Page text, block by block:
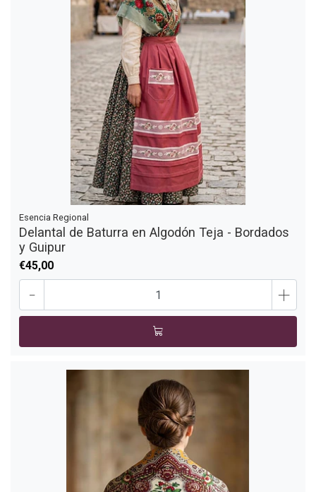
Esencia Regional
Delantal de Baturra en Algodón Teja - Bordados
y Guipur
€45,00
- +